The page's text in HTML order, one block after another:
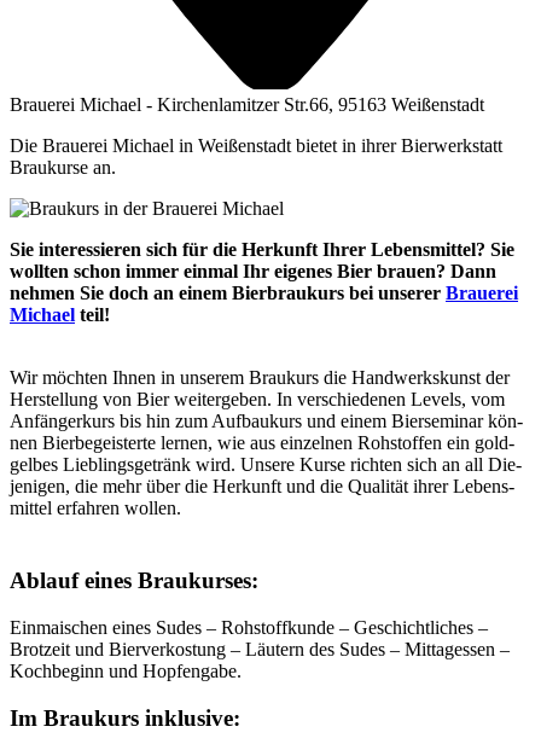
Brauerei Michael - Kirchenlamitzer Str.66, 95163 Weißenstadt
Die Brauerei Michael in Weißenstadt bietet in ihrer Bierwerkstatt
Braukurse an.
Sie inter­es­sie­ren sich für die Her­kunft Ihrer Lebens­mit­tel? Sie
woll­ten schon immer ein­mal Ihr eige­nes Bier brau­en? Dann
neh­men Sie doch an einem Bier­brau­kurs bei unse­rer Braue­rei
Micha­el teil!
Wir möch­ten Ihnen in unse­rem Brau­kurs die Hand­werks­kunst der
Her­stel­lung von Bier wei­ter­ge­ben. In ver­schie­de­nen Levels, vom
Anfän­ger­kurs bis hin zum Auf­bau­kurs und einem Bier­se­mi­nar kön­
nen Bier­be­geis­ter­te ler­nen, wie aus ein­zel­nen Roh­stof­fen ein gold­
gel­bes Lieb­lings­ge­tränk wird. Unse­re Kur­se rich­ten sich an all Die­
je­ni­gen, die mehr über die Her­kunft und die Qua­li­tät ihrer Lebens­
mit­tel erfah­ren wollen.
Ablauf eines Braukurses:
Ein­mai­schen eines Sudes – Roh­stoff­kun­de – Geschicht­li­ches –
Brot­zeit und Bier­ver­kos­tung – Läu­tern des Sudes – Mit­tag­essen –
Koch­be­ginn und Hopfengabe.
Im Brau­kurs inklusive: